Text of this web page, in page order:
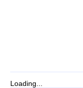
Loading...